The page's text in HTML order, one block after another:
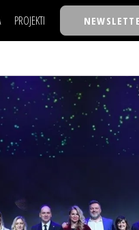
PROJEKTI
TASTY TALKS
30 ISPOD 30
BACK TO OFFICE/SCHOOL
BIZBENDOVI
BMW BIZNIS LIGA
NAJKOLEGA
30 ISPOD 30
BACK TO OFFICE/SCHOOL
BIZBENDOVI
BIZKOLEGIJUM
IZJAVA GODINE